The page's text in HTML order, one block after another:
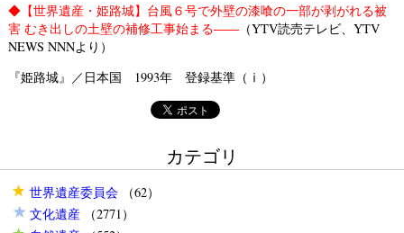
◆【世界遺産・姫路城】台風６号で外壁の漆喰の一部が剥がれる被
害 むき出しの土壁の補修工事始まる――（YTV読売テレビ、YTV
NEWS NNNより）
『姫路城』／日本国 1993年 登録基準（ⅰ）
カテゴリ
世界遺産委員会（62）
文化遺産（2771）